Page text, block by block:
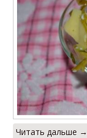
Читать дальше →